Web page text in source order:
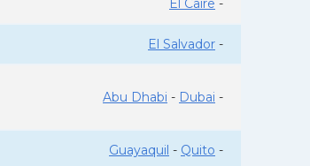
El Caire -
El Salvador -
Abu Dhabi - Dubai -
Guayaquil - Quito -